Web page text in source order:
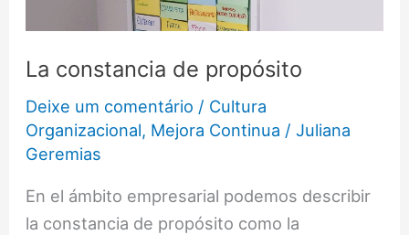
La constancia de propósito
Deixe um comentário / Cultura
Organizacional, Mejora Continua /Juliana
Geremias
En el ámbito empresarial podemos describir
la constancia de propósito como la